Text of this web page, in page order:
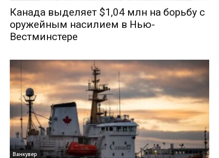
Канада выделяет $1,04 млн на борьбу с
оружейным насилием в Нью-
Вестминстере
Ванкувер